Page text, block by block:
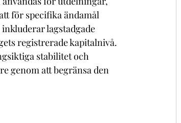
för specifika ändamål
lagstadgade
registrerade kapitalnivå.
stabilitet och
genom att begränsa den